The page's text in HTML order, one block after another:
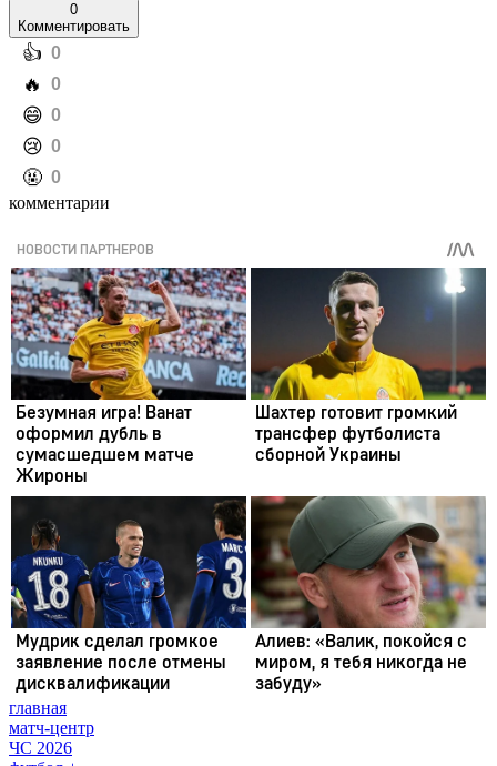
0
Комментировать
️👍 0
️🔥 0
️😄 0
️😢 0
️🤬 0
комментарии
главная
матч-центр
ЧС 2026